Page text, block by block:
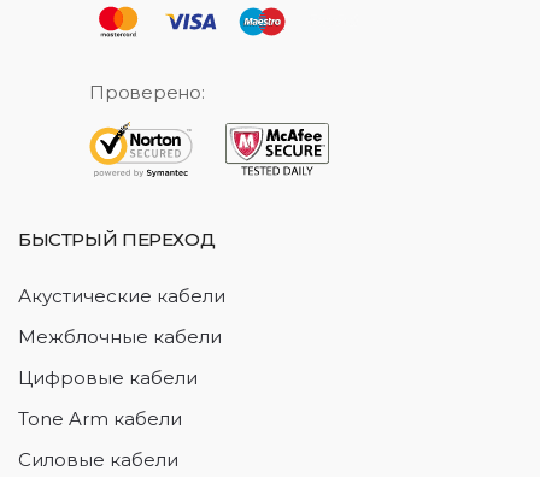
Проверено:
БЫСТРЫЙ ПЕРЕХОД
Акустические кабели
Межблочные кабели
Цифровые кабели
Tone Arm кабели
Силовые кабели